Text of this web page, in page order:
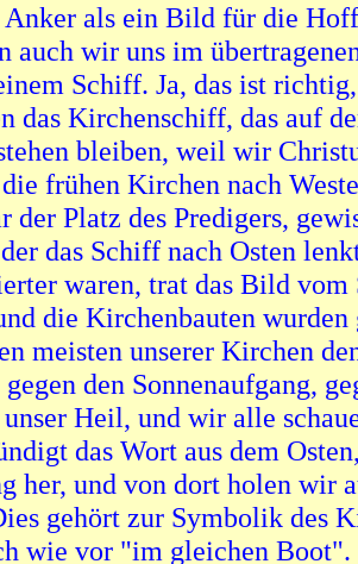
als ein Bild für die
auch wir uns im
Schiff. Ja, das ist
das Kirchenschiff, das auf
bleiben, weil wir
frühen Kirchen nach
der Platz des Predigers,
das Schiff nach Osten
waren, trat das Bild
die Kirchenbauten wurden
meisten unserer Kirchen
den Sonnenaufgang,
Heil, und wir alle
das Wort aus dem
her, und von dort holen wir
gehört zur Symbolik des
wie vor "im gleichen